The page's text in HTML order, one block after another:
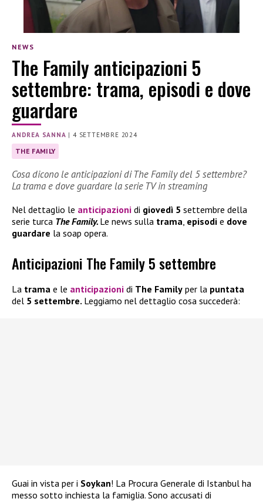
NEWS
The Family anticipazioni 5
settembre: trama, episodi e dove
guardare
ANDREA SANNA |4 SETTEMBRE 2024
THE FAMILY
Cosa dicono le anticipazioni di The Family del 5 settembre?
La trama e dove guardare la serie TV in streaming
Nel dettaglio le anticipazioni di giovedì 5 settembre della
serie turca The Family. Le news sulla trama, episodi e dove
guardare la soap opera.
Anticipazioni The Family 5 settembre
La trama e le anticipazioni di The Family per la puntata
del 5 settembre. Leggiamo nel dettaglio cosa succederà:
Guai in vista per i Soykan! La Procura Generale di Istanbul ha
messo sotto inchiesta la famiglia. Sono accusati di